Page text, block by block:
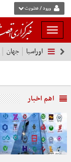
ورود / عضویت
بار
و
بسته
نمودن
اوراسیا جهان
اهم اخبار